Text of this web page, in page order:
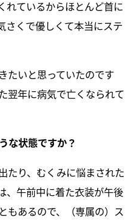
れているからほとんど首に
さくで優しくて本当にステ
たいと思っていたのです
翌年に病気で亡くなられて
な状態ですか？
たり、むくみに悩まされた
、午前中に着た衣装が午後
もあるので、（専属の）ス